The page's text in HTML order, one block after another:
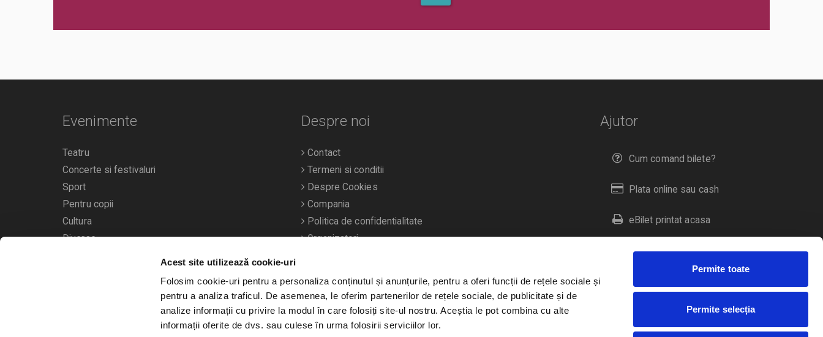
Acest site utilizează cookie-uri
Folosim cookie-uri pentru a personaliza conținutul și anunțurile, pentru a oferi funcții de rețele sociale și
pentru a analiza traficul. De asemenea, le oferim partenerilor de rețele sociale, de publicitate și de
analize informații cu privire la modul în care folosiți site-ul nostru. Aceștia le pot combina cu alte
informații oferite de dvs. sau culese în urma folosirii serviciilor lor.
Permite toate
Permite selecția
Ajutor
Cum comand bilete?
Plata online sau cash
eBilet printat acasa
Livrare prin curier
Duplicare bilete
Evenimente
Teatru
Concerte si festivaluri
Sport
Pentru copii
Cultura
Diverse
Calendarul evenimentelor
Despre noi
Contact
Termeni si conditii
Despre Cookies
Compania
Politica de confidentialitate
Organizatori